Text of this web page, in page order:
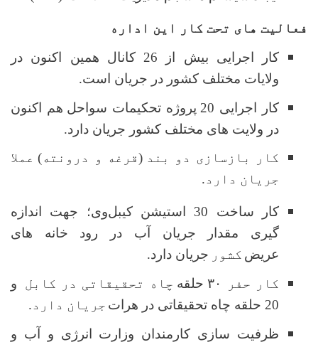
فعالیت های تحت کار این اداره
کار اجرایی بیش از 26 کانال همین اکنون در
ولایات مختلف کشور در جریان است.
کار اجرایی 20
پروژه تحکیمات سواحل هم اکنون
در ولایت های مختلف کشور جریان دارد.
کار بازسازی دو بند (قرغه و درونته) عملا
جریان دارد.
کار ساخت 30 استیشن کیبل‌وی؛ جهت اندازه
گیری مقدار جریان آب در رود خانه های
عریض کشور جریان دارد.
کار حفر
۳۰ حلقه چاه تحقیقاتی در کابل
و
20 حلقه چاه تحقیقاتی در هرات
جریان دارد .
ظرفیت سازی کارمندان وزارت انرژی و آب و